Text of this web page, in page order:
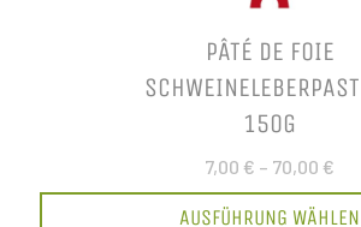
PÂTÉ DE FOIE
150G
7,00 € – 70,00 €
AUSFÜHRUNG WÄHLEN